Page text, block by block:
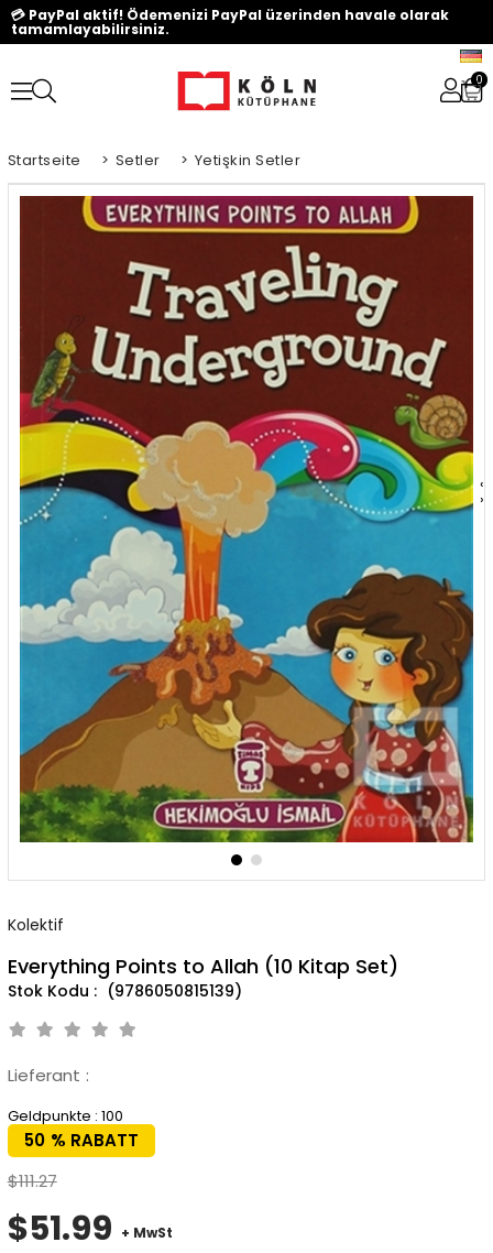
💳 PayPal aktif! Ödemenizi PayPal üzerinden havale olarak
tamamlayabilirsiniz.
0
Startseite > Setler > Yetişkin Setler
‹
›
Kolektif
Everything Points to Allah (10 Kitap Set)
(9786050815139)
Lieferant :
Geldpunkte : 100
%
50
RABATT
$111.27
$51.99 + MwSt